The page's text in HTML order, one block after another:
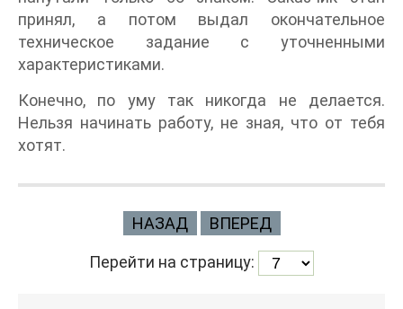
принял, а потом выдал окончательное
техническое задание с уточненными
характеристиками.
Конечно, по уму так никогда не делается.
Нельзя начинать работу, не зная, что от тебя
хотят.
НАЗАД ВПЕРЕД
Перейти на страницу: